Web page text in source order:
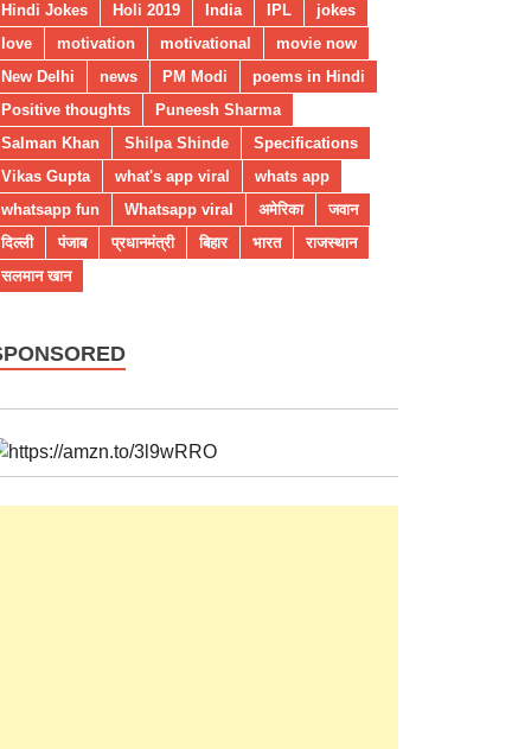
Hindi Jokes
Holi 2019 India IPL
jokes
love
motivation motivational
movie now
New Delhi
news PM Modi
poems in Hindi
Positive thoughts
Puneesh Sharma
Salman Khan
Shilpa Shinde
Specifications
Vikas Gupta
what's app viral
whats app
whatsapp fun
Whatsapp viral अमेरिका
जवान
दिल्ली
पंजाब प्रधानमंत्री बिहार भारत
राजस्थान
सलमान खान